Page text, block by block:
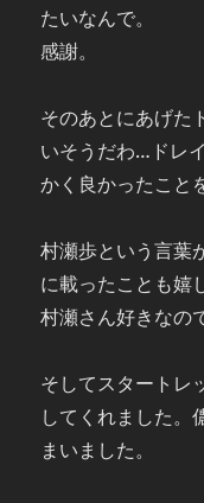
たいなんで。
感謝。
そのあとにあげた
いそうだわ…ドレ
かく良かったこと
村瀬歩という言葉
に載ったことも嬉
村瀬さん好きなの
そしてスタートレ
してくれました。
まいました。